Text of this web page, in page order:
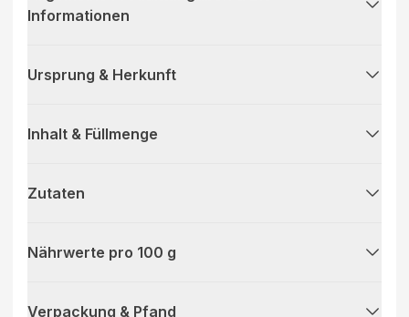
Informationen
Ursprung & Herkunft
Inhalt & Füllmenge
Zutaten
Nährwerte pro 100 g
Verpackung & Pfand